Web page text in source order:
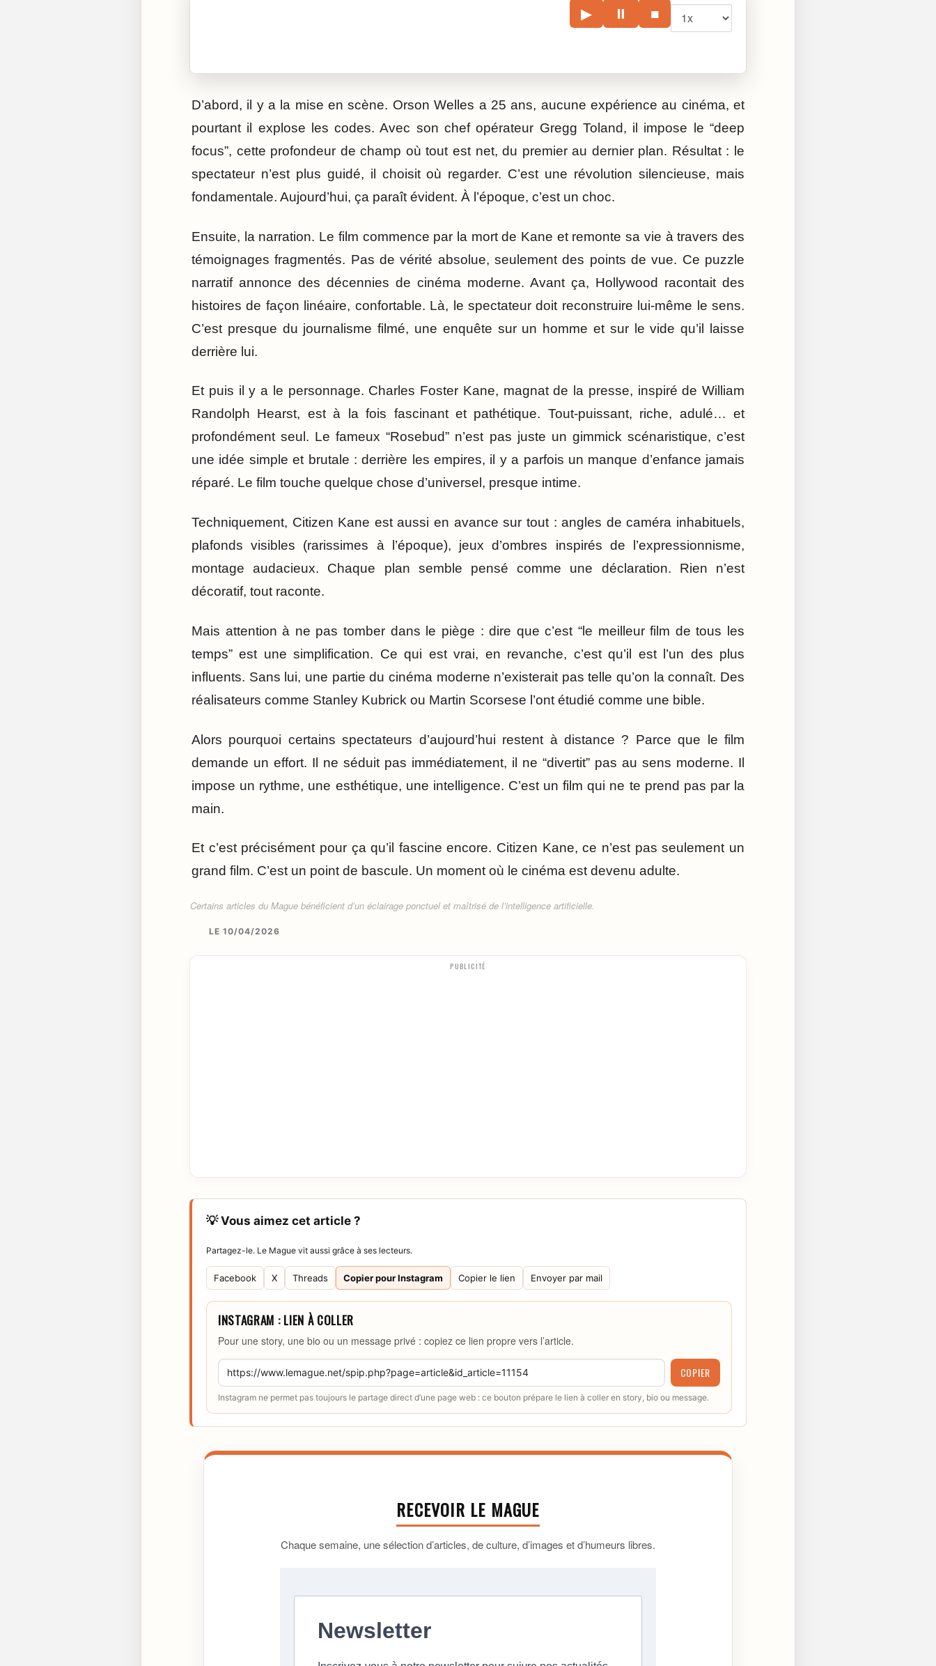
▶ ⏸ ■
D’abord, il y a la mise en scène. Orson Welles a 25 ans, aucune expérience au cinéma, et
pourtant il explose les codes. Avec son chef opérateur Gregg Toland, il impose le “deep
focus”, cette profondeur de champ où tout est net, du premier au dernier plan. Résultat : le
spectateur n’est plus guidé, il choisit où regarder. C’est une révolution silencieuse, mais
fondamentale. Aujourd’hui, ça paraît évident. À l’époque, c’est un choc.
Ensuite, la narration. Le film commence par la mort de Kane et remonte sa vie à travers des
témoignages fragmentés. Pas de vérité absolue, seulement des points de vue. Ce puzzle
narratif annonce des décennies de cinéma moderne. Avant ça, Hollywood racontait des
histoires de façon linéaire, confortable. Là, le spectateur doit reconstruire lui-même le sens.
C’est presque du journalisme filmé, une enquête sur un homme et sur le vide qu’il laisse
derrière lui.
Et puis il y a le personnage. Charles Foster Kane, magnat de la presse, inspiré de William
Randolph Hearst, est à la fois fascinant et pathétique. Tout-puissant, riche, adulé… et
profondément seul. Le fameux “Rosebud” n’est pas juste un gimmick scénaristique, c’est
une idée simple et brutale : derrière les empires, il y a parfois un manque d’enfance jamais
réparé. Le film touche quelque chose d’universel, presque intime.
Techniquement, Citizen Kane est aussi en avance sur tout : angles de caméra inhabituels,
plafonds visibles (rarissimes à l’époque), jeux d’ombres inspirés de l’expressionnisme,
montage audacieux. Chaque plan semble pensé comme une déclaration. Rien n’est
décoratif, tout raconte.
Mais attention à ne pas tomber dans le piège : dire que c’est “le meilleur film de tous les
temps” est une simplification. Ce qui est vrai, en revanche, c’est qu’il est l’un des plus
influents. Sans lui, une partie du cinéma moderne n’existerait pas telle qu’on la connaît. Des
réalisateurs comme Stanley Kubrick ou Martin Scorsese l’ont étudié comme une bible.
Alors pourquoi certains spectateurs d’aujourd’hui restent à distance ? Parce que le film
demande un effort. Il ne séduit pas immédiatement, il ne “divertit” pas au sens moderne. Il
impose un rythme, une esthétique, une intelligence. C’est un film qui ne te prend pas par la
main.
Et c’est précisément pour ça qu’il fascine encore. Citizen Kane, ce n’est pas seulement un
grand film. C’est un point de bascule. Un moment où le cinéma est devenu adulte.
Certains articles du Mague bénéficient d’un éclairage ponctuel et maîtrisé de l’intelligence artificielle.
LE 10/04/2026
PUBLICITÉ
💡 Vous aimez cet article ?
Partagez-le. Le Mague vit aussi grâce à ses lecteurs.
Facebook X Threads Copier pour Instagram Copier le lien Envoyer par mail
INSTAGRAM : LIEN À COLLER
Pour une story, une bio ou un message privé : copiez ce lien propre vers l’article.
COPIER
Instagram ne permet pas toujours le partage direct d’une page web : ce bouton prépare le lien à coller en story, bio ou message.
RECEVOIR LE MAGUE
Chaque semaine, une sélection d’articles, de culture, d’images et d’humeurs libres.